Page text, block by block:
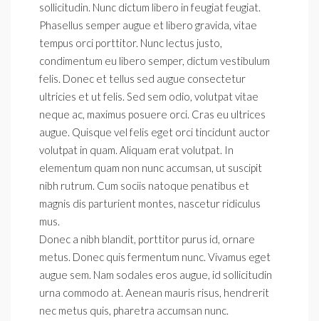
sollicitudin. Nunc dictum libero in feugiat feugiat.
Phasellus semper augue et libero gravida, vitae
tempus orci porttitor. Nunc lectus justo,
condimentum eu libero semper, dictum vestibulum
felis. Donec et tellus sed augue consectetur
ultricies et ut felis. Sed sem odio, volutpat vitae
neque ac, maximus posuere orci. Cras eu ultrices
augue. Quisque vel felis eget orci tincidunt auctor
volutpat in quam. Aliquam erat volutpat. In
elementum quam non nunc accumsan, ut suscipit
nibh rutrum. Cum sociis natoque penatibus et
magnis dis parturient montes, nascetur ridiculus
mus.
Donec a nibh blandit, porttitor purus id, ornare
metus. Donec quis fermentum nunc. Vivamus eget
augue sem. Nam sodales eros augue, id sollicitudin
urna commodo at. Aenean mauris risus, hendrerit
nec metus quis, pharetra accumsan nunc.